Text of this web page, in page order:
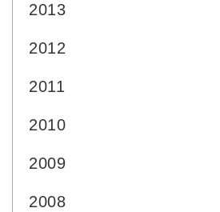
2013
2012
2011
2010
2009
2008